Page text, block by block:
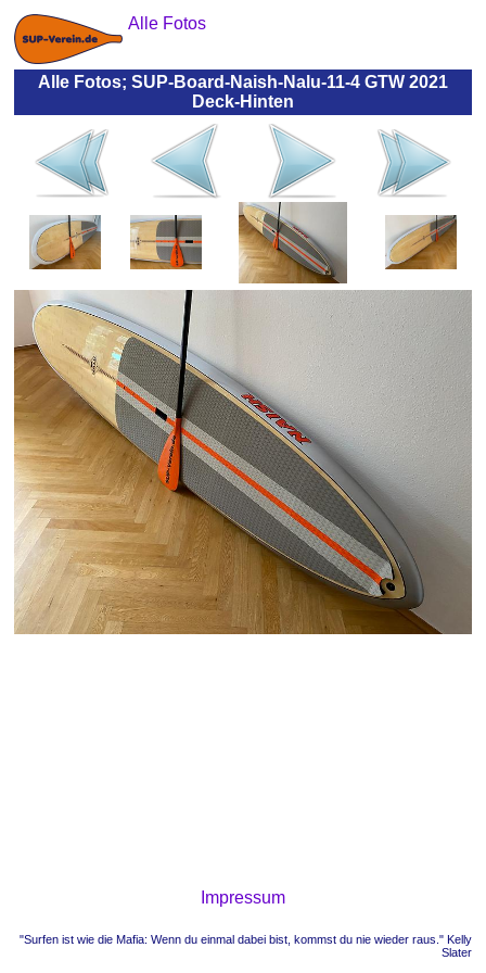
Alle Fotos
Alle Fotos; SUP-Board-Naish-Nalu-11-4 GTW 2021
Deck-Hinten
Impressum
"Surfen ist wie die Mafia: Wenn du einmal dabei bist, kommst du nie wieder raus." Kelly
Slater